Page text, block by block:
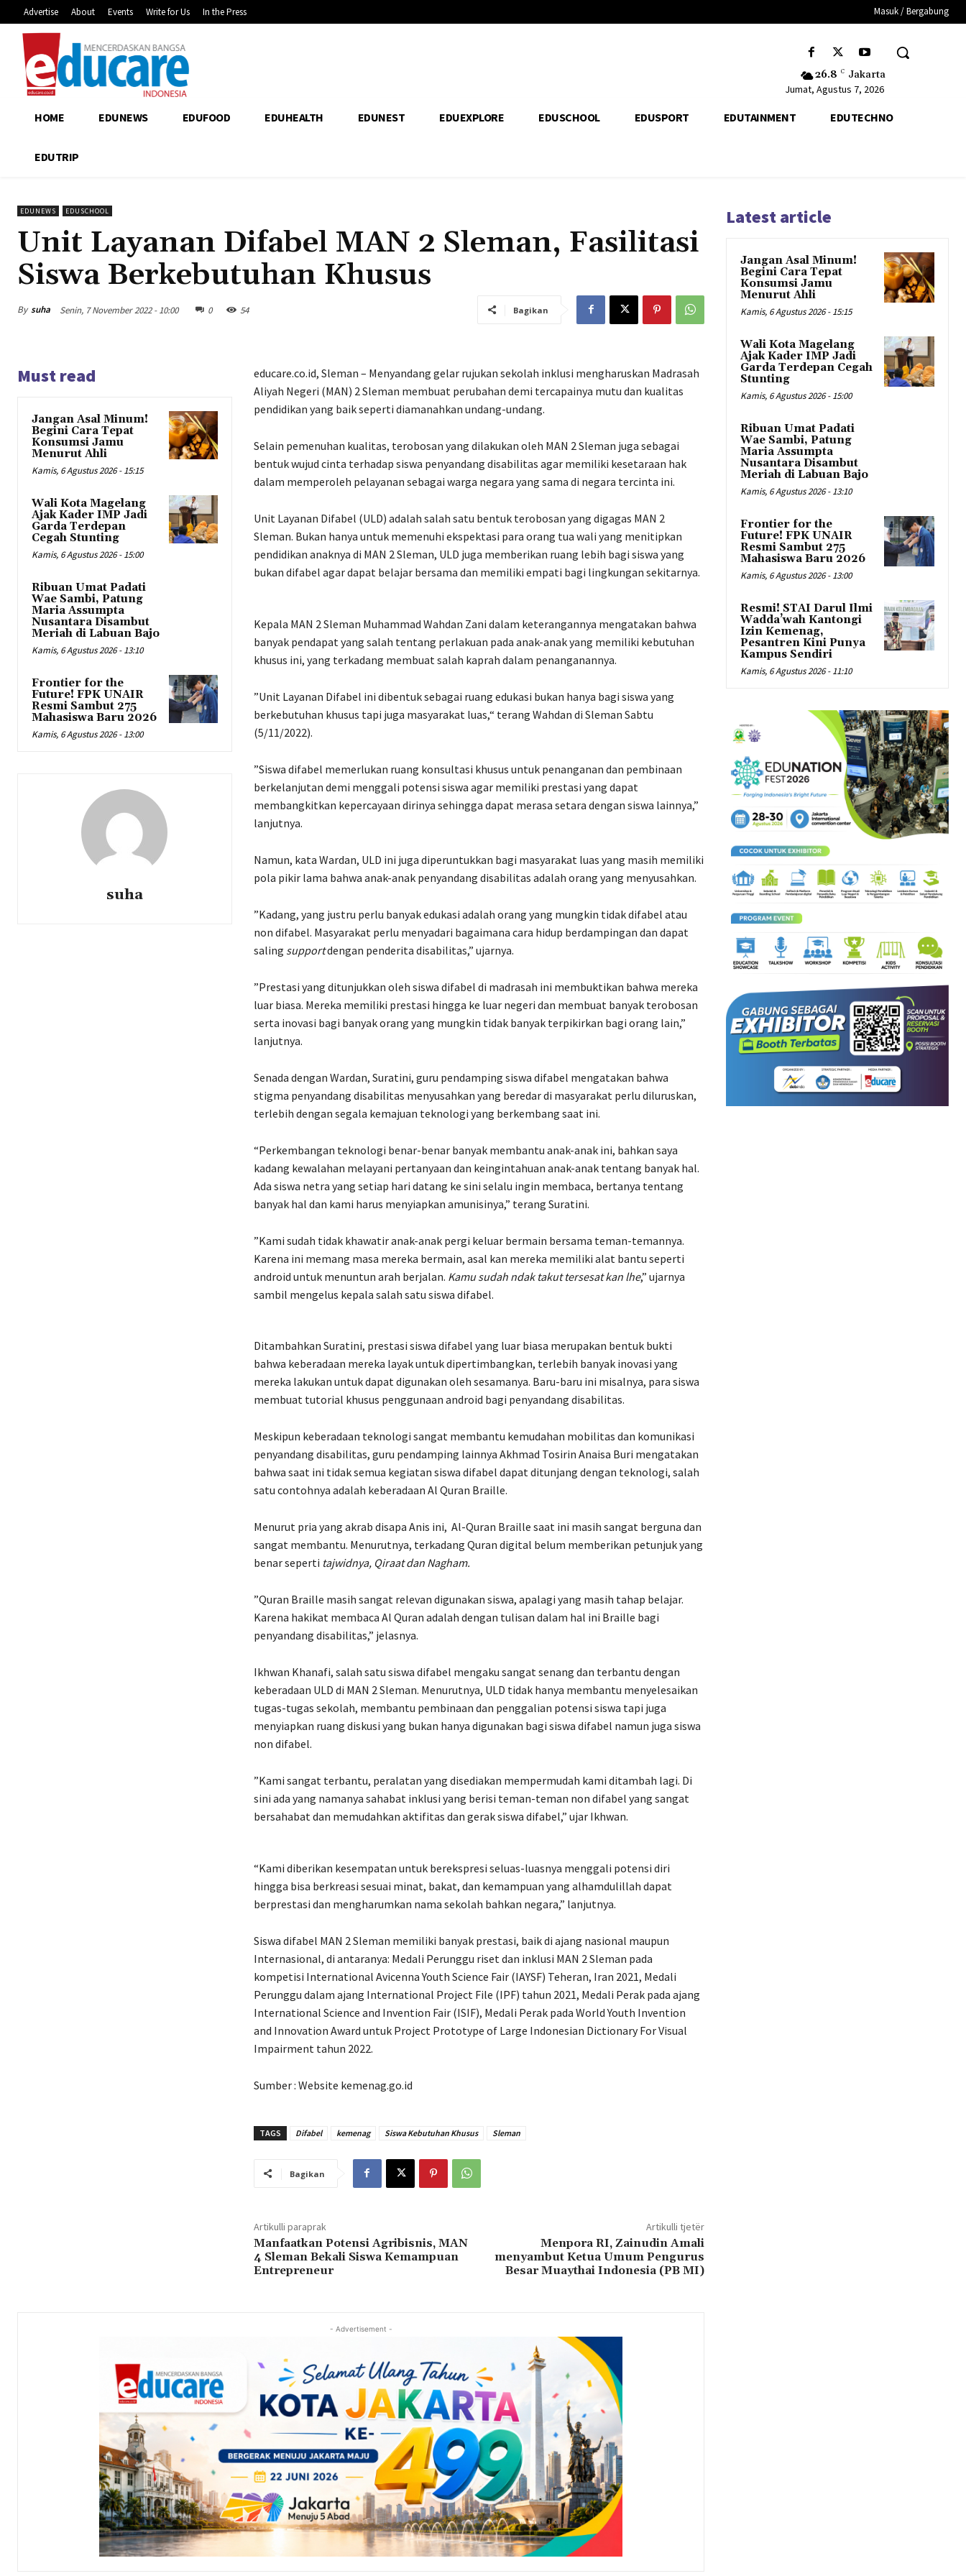
Advertise About Events Write for Us In the Press Masuk / Bergabung
26.8 C Jakarta
Jumat, Agustus 7, 2026
HOME EDUNEWS EDUFOOD EDUHEALTH EDUNEST EDUEXPLORE EDUSCHOOL EDUSPORT EDUTAINMENT EDUTECHNO
EDUTRIP
EDUNEWS EDUSCHOOL
Unit Layanan Difabel MAN 2 Sleman, Fasilitasi
Siswa Berkebutuhan Khusus
By suha Senin, 7 November 2022 - 10:00 0 54 Bagikan
Must read
Jangan Asal Minum!
Begini Cara Tepat
Konsumsi Jamu
Menurut Ahli
Kamis, 6 Agustus 2026 - 15:15
Wali Kota Magelang
Ajak Kader IMP Jadi
Garda Terdepan
Cegah Stunting
Kamis, 6 Agustus 2026 - 15:00
Ribuan Umat Padati
Wae Sambi, Patung
Maria Assumpta
Nusantara Disambut
Meriah di Labuan Bajo
Kamis, 6 Agustus 2026 - 13:10
Frontier for the
Future! FPK UNAIR
Resmi Sambut 275
Mahasiswa Baru 2026
Kamis, 6 Agustus 2026 - 13:00
suha
educare.co.id, Sleman – Menyandang gelar rujukan sekolah inklusi mengharuskan Madrasah
Aliyah Negeri (MAN) 2 Sleman membuat perubahan demi tercapainya mutu dan kualitas
pendidikan yang baik seperti diamanahkan undang-undang.
Selain pemenuhan kualitas, terobosan yang dilakukan oleh MAN 2 Sleman juga sebagai
bentuk wujud cinta terhadap siswa penyandang disabilitas agar memiliki kesetaraan hak
dalam memperoleh pelayanan sebagai warga negara yang sama di negara tercinta ini.
Unit Layanan Difabel (ULD) adalah salah satu bentuk terobosan yang digagas MAN 2
Sleman. Bukan hanya untuk memenuhi ekspektasi para orang tua wali yang menitipkan
pendidikan anaknya di MAN 2 Sleman, ULD juga memberikan ruang lebih bagi siswa yang
bukan difabel agar dapat belajar bersama dan memiliki empati bagi lingkungan sekitarnya.
Kepala MAN 2 Sleman Muhammad Wahdan Zani dalam keterangannya mengatakan bahwa
banyak pendapat yang salah tentang perlakuan pada anak-anak yang memiliki kebutuhan
khusus ini, yang terkadang membuat salah kaprah dalam penanganannya.
”Unit Layanan Difabel ini dibentuk sebagai ruang edukasi bukan hanya bagi siswa yang
berkebutuhan khusus tapi juga masyarakat luas,“ terang Wahdan di Sleman Sabtu
(5/11/2022).
”Siswa difabel memerlukan ruang konsultasi khusus untuk penanganan dan pembinaan
berkelanjutan demi menggali potensi siswa agar memiliki prestasi yang dapat
membangkitkan kepercayaan dirinya sehingga dapat merasa setara dengan siswa lainnya,”
lanjutnya.
Namun, kata Wardan, ULD ini juga diperuntukkan bagi masyarakat luas yang masih memiliki
pola pikir lama bahwa anak-anak penyandang disabilitas adalah orang yang menyusahkan.
”Kadang, yang justru perlu banyak edukasi adalah orang yang mungkin tidak difabel atau
non difabel. Masyarakat perlu menyadari bagaimana cara hidup berdampingan dan dapat
saling supportdengan penderita disabilitas,” ujarnya.
”Prestasi yang ditunjukkan oleh siswa difabel di madrasah ini membuktikan bahwa mereka
luar biasa. Mereka memiliki prestasi hingga ke luar negeri dan membuat banyak terobosan
serta inovasi bagi banyak orang yang mungkin tidak banyak terpikirkan bagi orang lain,”
lanjutnya.
Senada dengan Wardan, Suratini, guru pendamping siswa difabel mengatakan bahwa
stigma penyandang disabilitas menyusahkan yang beredar di masyarakat perlu diluruskan,
terlebih dengan segala kemajuan teknologi yang berkembang saat ini.
“Perkembangan teknologi benar-benar banyak membantu anak-anak ini, bahkan saya
kadang kewalahan melayani pertanyaan dan keingintahuan anak-anak tentang banyak hal.
Ada siswa netra yang setiap hari datang ke sini selalu ingin membaca, bertanya tentang
banyak hal dan kami harus menyiapkan amunisinya,” terang Suratini.
”Kami sudah tidak khawatir anak-anak pergi keluar bermain bersama teman-temannya.
Karena ini memang masa mereka bermain, asal kan mereka memiliki alat bantu seperti
android untuk menuntun arah berjalan. Kamu sudah ndak takut tersesat kan lhe,” ujarnya
sambil mengelus kepala salah satu siswa difabel.
Ditambahkan Suratini, prestasi siswa difabel yang luar biasa merupakan bentuk bukti
bahwa keberadaan mereka layak untuk dipertimbangkan, terlebih banyak inovasi yang
mereka lakukan untuk dapat digunakan oleh sesamanya. Baru-baru ini misalnya, para siswa
membuat tutorial khusus penggunaan android bagi penyandang disabilitas.
Meskipun keberadaan teknologi sangat membantu kemudahan mobilitas dan komunikasi
penyandang disabilitas, guru pendamping lainnya Akhmad Tosirin Anaisa Buri mengatakan
bahwa saat ini tidak semua kegiatan siswa difabel dapat ditunjang dengan teknologi, salah
satu contohnya adalah keberadaan Al Quran Braille.
Menurut pria yang akrab disapa Anis ini, Al-Quran Braille saat ini masih sangat berguna dan
sangat membantu. Menurutnya, terkadang Quran digital belum memberikan petunjuk yang
benar seperti tajwidnya, Qiraat dan Nagham.
”Quran Braille masih sangat relevan digunakan siswa, apalagi yang masih tahap belajar.
Karena hakikat membaca Al Quran adalah dengan tulisan dalam hal ini Braille bagi
penyandang disabilitas,” jelasnya.
Ikhwan Khanafi, salah satu siswa difabel mengaku sangat senang dan terbantu dengan
keberadaan ULD di MAN 2 Sleman. Menurutnya, ULD tidak hanya membantu menyelesaikan
tugas-tugas sekolah, membantu pembinaan dan penggalian potensi siswa tapi juga
menyiapkan ruang diskusi yang bukan hanya digunakan bagi siswa difabel namun juga siswa
non difabel.
”Kami sangat terbantu, peralatan yang disediakan mempermudah kami ditambah lagi. Di
sini ada yang namanya sahabat inklusi yang berisi teman-teman non difabel yang sangat
bersahabat dan memudahkan aktifitas dan gerak siswa difabel,” ujar Ikhwan.
“Kami diberikan kesempatan untuk berekspresi seluas-luasnya menggali potensi diri
hingga bisa berkreasi sesuai minat, bakat, dan kemampuan yang alhamdulillah dapat
berprestasi dan mengharumkan nama sekolah bahkan negara,” lanjutnya.
Siswa difabel MAN 2 Sleman memiliki banyak prestasi, baik di ajang nasional maupun
Internasional, di antaranya: Medali Perunggu riset dan inklusi MAN 2 Sleman pada
kompetisi International Avicenna Youth Science Fair (IAYSF) Teheran, Iran 2021, Medali
Perunggu dalam ajang International Project File (IPF) tahun 2021, Medali Perak pada ajang
International Science and Invention Fair (ISIF), Medali Perak pada World Youth Invention
and Innovation Award untuk Project Prototype of Large Indonesian Dictionary For Visual
Impairment tahun 2022.
Sumber : Website kemenag.go.id
TAGS Difabel kemenag Siswa Kebutuhan Khusus Sleman
Bagikan
Artikulli paraprak
Manfaatkan Potensi Agribisnis, MAN
4 Sleman Bekali Siswa Kemampuan
Entrepreneur
Artikulli tjetër
Menpora RI, Zainudin Amali
menyambut Ketua Umum Pengurus
Besar Muaythai Indonesia (PB MI)
- Advertisement -
Latest article
Jangan Asal Minum!
Begini Cara Tepat
Konsumsi Jamu
Menurut Ahli
Kamis, 6 Agustus 2026 - 15:15
Wali Kota Magelang
Ajak Kader IMP Jadi
Garda Terdepan Cegah
Stunting
Kamis, 6 Agustus 2026 - 15:00
Ribuan Umat Padati
Wae Sambi, Patung
Maria Assumpta
Nusantara Disambut
Meriah di Labuan Bajo
Kamis, 6 Agustus 2026 - 13:10
Frontier for the
Future! FPK UNAIR
Resmi Sambut 275
Mahasiswa Baru 2026
Kamis, 6 Agustus 2026 - 13:00
Resmi! STAI Darul Ilmi
Wadda’wah Kantongi
Izin Kemenag,
Pesantren Kini Punya
Kampus Sendiri
Kamis, 6 Agustus 2026 - 11:10